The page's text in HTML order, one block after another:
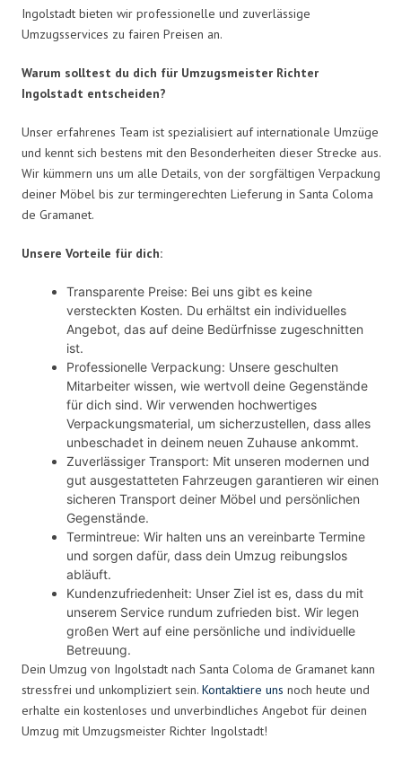
Ingolstadt bieten wir professionelle und zuverlässige
Umzugsservices zu fairen Preisen an.
Warum solltest du dich für Umzugsmeister Richter
Ingolstadt entscheiden?
Unser erfahrenes Team ist spezialisiert auf internationale Umzüge
und kennt sich bestens mit den Besonderheiten dieser Strecke aus.
Wir kümmern uns um alle Details, von der sorgfältigen Verpackung
deiner Möbel bis zur termingerechten Lieferung in Santa Coloma
de Gramanet.
Unsere Vorteile für dich:
Transparente Preise: Bei uns gibt es keine
versteckten Kosten. Du erhältst ein individuelles
Angebot, das auf deine Bedürfnisse zugeschnitten
ist.
Professionelle Verpackung: Unsere geschulten
Mitarbeiter wissen, wie wertvoll deine Gegenstände
für dich sind. Wir verwenden hochwertiges
Verpackungsmaterial, um sicherzustellen, dass alles
unbeschadet in deinem neuen Zuhause ankommt.
Zuverlässiger Transport: Mit unseren modernen und
gut ausgestatteten Fahrzeugen garantieren wir einen
sicheren Transport deiner Möbel und persönlichen
Gegenstände.
Termintreue: Wir halten uns an vereinbarte Termine
und sorgen dafür, dass dein Umzug reibungslos
abläuft.
Kundenzufriedenheit: Unser Ziel ist es, dass du mit
unserem Service rundum zufrieden bist. Wir legen
großen Wert auf eine persönliche und individuelle
Betreuung.
Dein Umzug von Ingolstadt nach Santa Coloma de Gramanet kann
stressfrei und unkompliziert sein. Kontaktiere uns noch heute und
erhalte ein kostenloses und unverbindliches Angebot für deinen
Umzug mit Umzugsmeister Richter Ingolstadt!